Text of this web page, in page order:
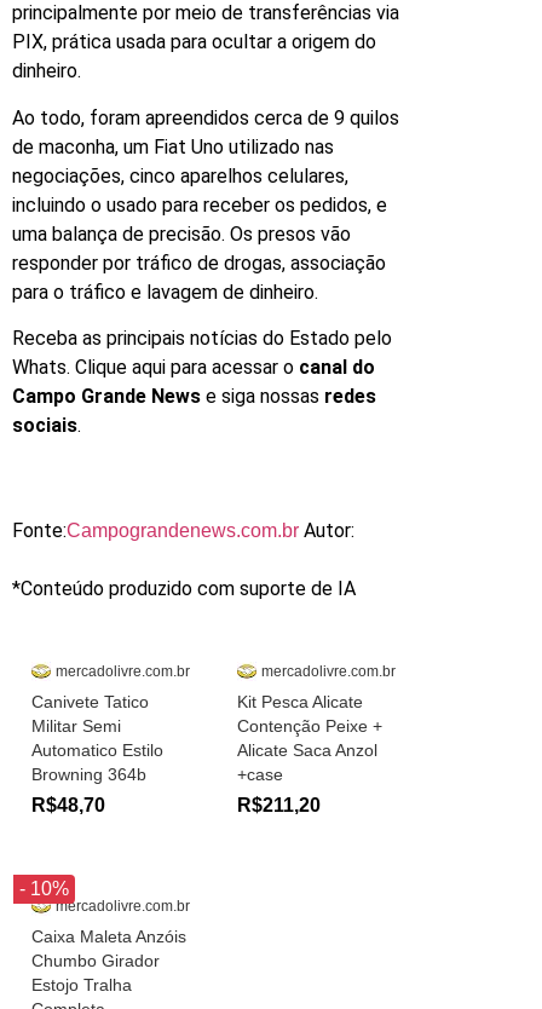
principalmente por meio de transferências via
PIX, prática usada para ocultar a origem do
dinheiro.
Ao todo, foram apreendidos cerca de 9 quilos
de maconha, um Fiat Uno utilizado nas
negociações, cinco aparelhos celulares,
incluindo o usado para receber os pedidos, e
uma balança de precisão. Os presos vão
responder por tráfico de drogas, associação
para o tráfico e lavagem de dinheiro.
Receba as principais notícias do Estado pelo
Whats. Clique aqui para acessar o canal do
Campo Grande News e siga nossas redes
sociais.
Fonte:Campograndenews.com.br Autor:
*Conteúdo produzido com suporte de IA
mercadolivre.com.br
Canivete Tatico
Militar Semi
Automatico Estilo
Browning 364b
R$48,70
mercadolivre.com.br
Kit Pesca Alicate
Contenção Peixe +
Alicate Saca Anzol
+case
R$211,20
- 10%
mercadolivre.com.br
Caixa Maleta Anzóis
Chumbo Girador
Estojo Tralha